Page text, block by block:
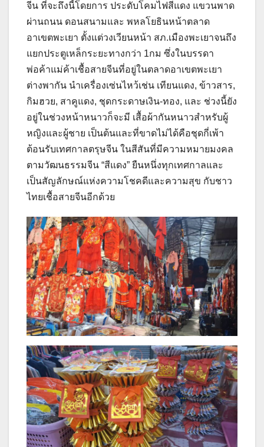
จีน ที่จะถึงนี้โดยการ ประดับโคมไฟสีแดง แขวนพาด
ผ่านถนน ดอนสนามและ พหลโยธินหน้าตลาด
อาเขตพะเยา ตั้งแต่วงเวียนหน้า สภ.เมืองพะเยาจนถึง
แยกประตูเหล็กระยะทางกว่า 1กม ซึ่งในบรรดา
พ่อค้าแม่ค้าเชื้อสายจีนที่อยู่ในตลาดอาเขตพะเยา
ต่างพากัน นำเครื่องเซ่นไหว้เช่น เทียนแดง, ข้าวสาร,
กิมฮวย, สาคูแดง, ชุดกระดาษเงิน-ทอง, และ ช่วงนี้ยัง
อยู่ในช่วงหน้าหนาวก็จะมี เสื้อผ้ากันหนาวสำหรับผู้
หญิงและผู้ชาย เป็นต้นและที่ขาดไม่ได้คือชุดกี่เพ้า
ต้อนรับเทศกาลตรุษจีน ในสีสันที่มีความหมายมงคล
ตามวัฒนธรรมจีน “สีแดง” ยืนหนึ่งทุกเทศกาลและ
เป็นสัญลักษณ์แห่งความโชคดีและความสุข กับชาว
ไทยเชื้อสายจีนอีกด้วย